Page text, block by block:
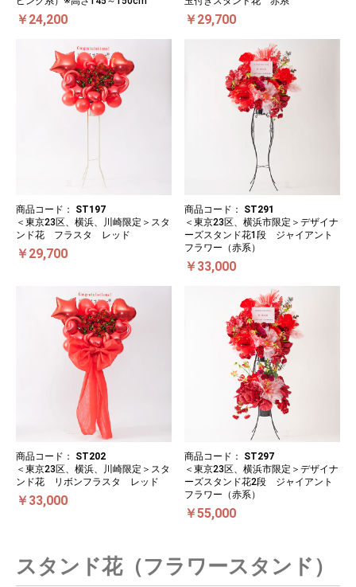
￥24,200 ￥29,700
商品コード： ST197
＜東京23区、横浜、川崎限定＞スタ
ンド花 フラスタ レッド
￥29,700
商品コード： ST291
＜東京23区、横浜市限定＞デザイナ
ーズスタンド花1段 ジャイアント
フラワー（赤系）
￥33,000
商品コード： ST202
＜東京23区、横浜、川崎限定＞スタ
ンド花 リボンフラスタ レッド
￥33,000
商品コード： ST297
＜東京23区、横浜市限定＞デザイナ
ーズスタンド花2段 ジャイアント
フラワー（赤系）
￥55,000
スタンド花（フラワースタンド）